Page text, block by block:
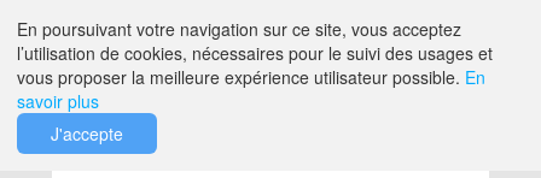
En poursuivant votre navigation sur ce site, vous acceptez
l’utilisation de cookies, nécessaires pour le suivi des usages et
vous proposer la meilleure expérience utilisateur possible. En
savoir plus
J'accepte